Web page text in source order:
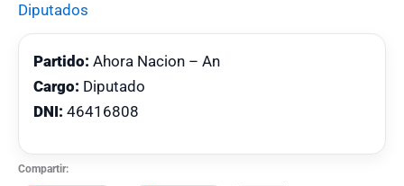
Diputados
Partido: Ahora Nacion – An
Cargo: Diputado
DNI: 46416808
Compartir: